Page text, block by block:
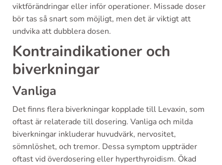
viktförändringar eller inför operationer. Missade doser
bör tas så snart som möjligt, men det är viktigt att
undvika att dubblera dosen.
Kontraindikationer och
biverkningar
Vanliga
Det finns flera biverkningar kopplade till Levaxin, som
oftast är relaterade till dosering. Vanliga och milda
biverkningar inkluderar huvudvärk, nervositet,
sömnlöshet, och tremor. Dessa symptom uppträder
oftast vid överdosering eller hyperthyroidism. Ökad